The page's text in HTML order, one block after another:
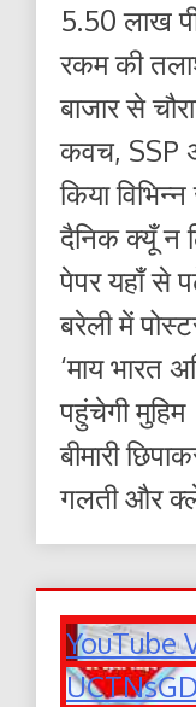
5.50 लाख
रकम की
बाजार से
कवच, SSP
किया
दैनिक क्यूँ न
पेपर यहाँ से
बरेली में
‘माय भारत
पहुंचेगी मुहिम
बीमारी
गलती और
YouTube